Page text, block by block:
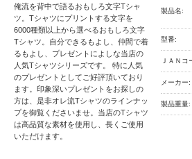
俺流を背中で語るおもしろ文字Tシャ
ツ。Tシャツにプリントする文字を
6000種類以上から選べるおもしろ文字
Tシャツ。自分できるもよし、仲間で着
るもよし、プレゼントによしな当店の
人気Tシャツシリーズです。 特に人気
のプレゼントとしてご好評頂いており
ます。印象深いプレゼントをお探しの
方は、是非オレ流Tシャツのラインナッ
プを御覧くださいませ。当店のTシャツ
は高品質な素材を使用し、長くご使用
いただけます。
製品名:
型番:
ＪＡＮコ
メーカー:
製品重量: